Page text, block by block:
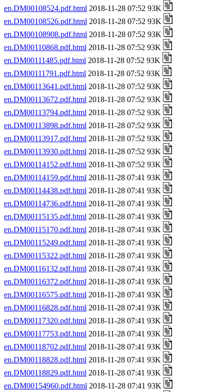
en.DM00108524.pdf.html 2018-11-28 07:52 93K
en.DM00108526.pdf.html 2018-11-28 07:52 93K
en.DM00108908.pdf.html 2018-11-28 07:52 93K
en.DM00110868.pdf.html 2018-11-28 07:52 93K
en.DM00111485.pdf.html 2018-11-28 07:52 93K
en.DM00111791.pdf.html 2018-11-28 07:52 93K
en.DM00113641.pdf.html 2018-11-28 07:52 93K
en.DM00113672.pdf.html 2018-11-28 07:52 93K
en.DM00113794.pdf.html 2018-11-28 07:52 93K
en.DM00113898.pdf.html 2018-11-28 07:52 93K
en.DM00113917.pdf.html 2018-11-28 07:52 93K
en.DM00113930.pdf.html 2018-11-28 07:52 93K
en.DM00114152.pdf.html 2018-11-28 07:52 93K
en.DM00114159.pdf.html 2018-11-28 07:41 93K
en.DM00114438.pdf.html 2018-11-28 07:41 93K
en.DM00114736.pdf.html 2018-11-28 07:41 93K
en.DM00115135.pdf.html 2018-11-28 07:41 93K
en.DM00115170.pdf.html 2018-11-28 07:41 93K
en.DM00115249.pdf.html 2018-11-28 07:41 93K
en.DM00115322.pdf.html 2018-11-28 07:41 93K
en.DM00116132.pdf.html 2018-11-28 07:41 93K
en.DM00116372.pdf.html 2018-11-28 07:41 93K
en.DM00116575.pdf.html 2018-11-28 07:41 93K
en.DM00116828.pdf.html 2018-11-28 07:41 93K
en.DM00117320.pdf.html 2018-11-28 07:41 93K
en.DM00117753.pdf.html 2018-11-28 07:41 93K
en.DM00118702.pdf.html 2018-11-28 07:41 93K
en.DM00118828.pdf.html 2018-11-28 07:41 93K
en.DM00118829.pdf.html 2018-11-28 07:41 93K
en.DM00154960.pdf.html 2018-11-28 07:41 93K